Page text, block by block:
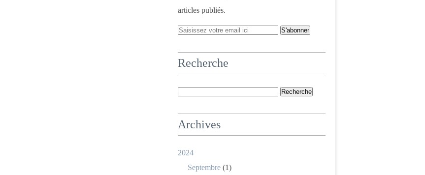
articles publiés.
Recherche
Archives
2024
Septembre (1)